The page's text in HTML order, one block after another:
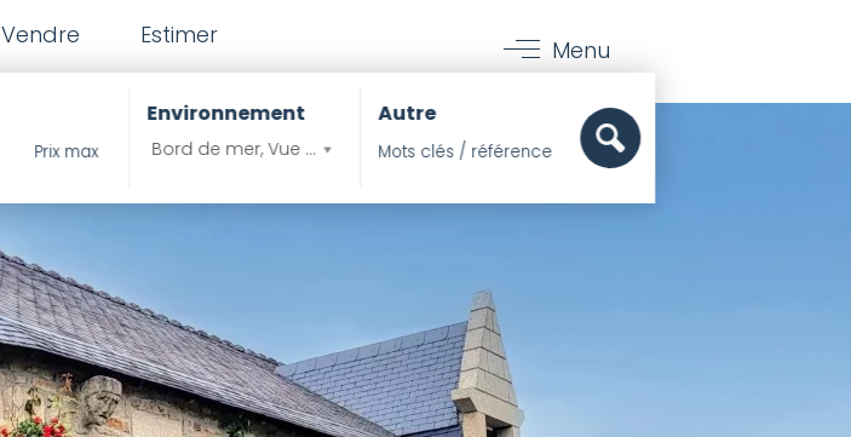
Vendre Estimer
Menu
Environnement
Bord de mer, Vue mer, Pieds dans l'eau
Autre